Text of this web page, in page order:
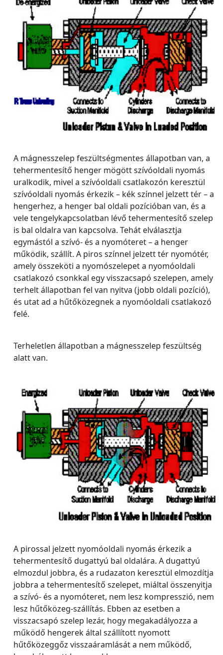
A mágnesszelep feszültségmentes állapotban van, a
tehermentesítő henger mögött szívóoldali nyomás
uralkodik, mivel a szívóoldali csatlakozón keresztül
szívóoldali nyomás érkezik – kék színnel jelzett tér – a
hengerhez, a henger bal oldali pozícióban van, és a
vele tengelykapcsolatban lévő tehermentesítő szelep
is bal oldalra van kapcsolva. Tehát elválasztja
egymástól a szívó- és a nyomóteret – a henger
működik, szállít. A piros színnel jelzett tér nyomótér,
amely összeköti a nyomószelepet a nyomóoldali
csatlakozó csonkkal egy visszacsapó szelepen, amely
terhelt állapotban fel van nyitva (jobb oldali pozíció),
és utat ad a hűtőközegnek a nyomóoldali csatlakozó
felé.
Terheletlen állapotban a mágnesszelep feszültség
alatt van.
A pirossal jelzett nyomóoldali nyomás érkezik a
tehermentesítő dugattyú bal oldalára. A dugattyú
elmozdul jobbra, és a rudazaton keresztül elmozdítja
jobbra a tehermentesítő szelepet, miáltal összenyitja
a szívó- és a nyomóteret, nem lesz kompresszió, nem
lesz hűtőközeg-szállítás. Ebben az esetben a
visszacsapó szelep lezár, hogy megakadályozza a
működő hengerek által szállított nyomott
hűtőközeggőz visszaáramlását a nem működő,